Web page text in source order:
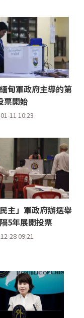
甸軍政府主導的第
票開始
11 10:23
民主」軍政府辦選舉
5年展開投票
28 09:21